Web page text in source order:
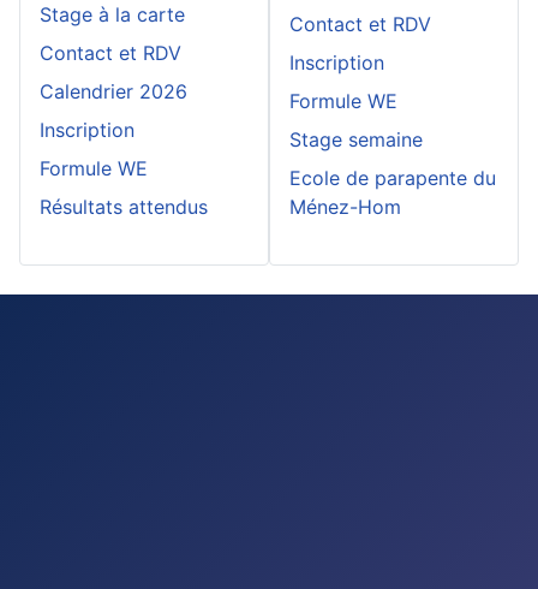
Stage à la carte
Contact et RDV
Calendrier 2026
Inscription
Formule WE
Résultats attendus
Contact et RDV
Inscription
Formule WE
Stage semaine
Ecole de parapente du
Ménez-Hom